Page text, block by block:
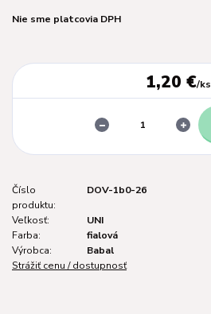
Nie sme platcovia DPH
1,20 €/ks
Číslo
produktu:
DOV-1b0-26
Veľkosť:
UNI
Farba:
fialová
Výrobca:
Babal
Strážiť cenu / dostupnosť